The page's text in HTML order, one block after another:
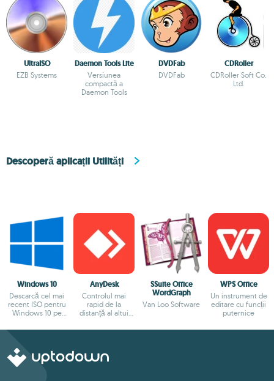
UltraISO
EZB Systems
Daemon Tools Lite
Versiunea
compactă a
Daemon Tools
DVDFab
DVDFab
CDRoller
CDRoller Soft Co.
Ltd.
Descoperă aplicații Utilități
Windows 10
Descarcă cel mai
recent ISO pentru
Windows 10 pe
AnyDesk
Controlul mai
rapid de la
distanță al altui
SSuite Office
WordGraph
Van Loo Software
WPS Office
Un instrument de
editare cu funcții
puternice